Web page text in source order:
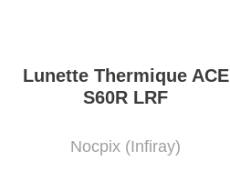
Lunette Thermique ACE
S60R LRF
Nocpix (Infiray)